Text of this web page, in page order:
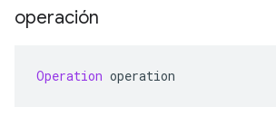
operación
Operation operation